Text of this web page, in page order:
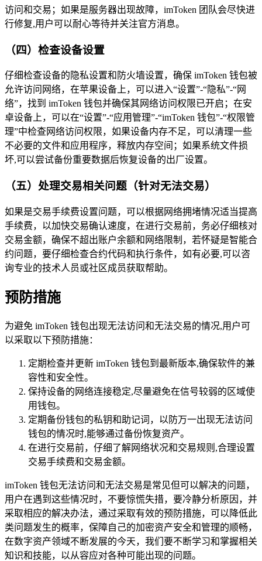
访问和交易；如果是服务器出现故障，imToken 团队会尽快进
行修复,用户可以耐心等待并关注官方消息。
（四）检查设备设置
仔细检查设备的隐私设置和防火墙设置，确保 imToken 钱包被
允许访问网络，在苹果设备上，可以进入“设置”-“隐私”-“网
络”，找到 imToken 钱包并确保其网络访问权限已开启；在安
卓设备上，可以在“设置”-“应用管理”-“imToken 钱包”-“权限管
理”中检查网络访问权限，如果设备内存不足，可以清理一些
不必要的文件和应用程序，释放内存空间；如果系统文件损
坏,可以尝试备份重要数据后恢复设备的出厂设置。
（五）处理交易相关问题（针对无法交易）
如果是交易手续费设置问题，可以根据网络拥堵情况适当提高
手续费，以加快交易确认速度，在进行交易前，务必仔细核对
交易金额，确保不超出账户余额和网络限制，若怀疑是智能合
约问题，要仔细检查合约代码和执行条件，如有必要,可以咨
询专业的技术人员或社区成员获取帮助。
预防措施
为避免 imToken 钱包出现无法访问和无法交易的情况,用户可
以采取以下预防措施：
定期检查并更新 imToken 钱包到最新版本,确保软件的兼
容性和安全性。
保持设备的网络连接稳定,尽量避免在信号较弱的区域使
用钱包。
定期备份钱包的私钥和助记词，以防万一出现无法访问
钱包的情况时,能够通过备份恢复资产。
在进行交易前，仔细了解网络状况和交易规则,合理设置
交易手续费和交易金额。
imToken 钱包无法访问和无法交易是常见但可以解决的问题，
用户在遇到这些情况时，不要惊慌失措，要冷静分析原因，并
采取相应的解决办法，通过采取有效的预防措施，可以降低此
类问题发生的概率，保障自己的加密资产安全和管理的顺畅，
在数字资产领域不断发展的今天，我们要不断学习和掌握相关
知识和技能，以从容应对各种可能出现的问题。